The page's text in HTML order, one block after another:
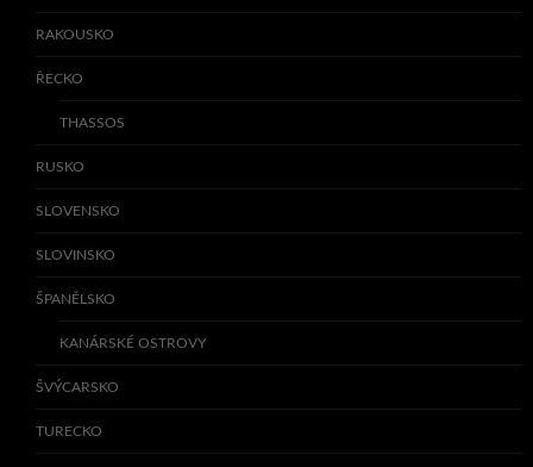
RAKOUSKO
ŘECKO
THASSOS
RUSKO
SLOVENSKO
SLOVINSKO
ŠPANĚLSKO
KANÁRSKÉ OSTROVY
ŠVÝCARSKO
TURECKO